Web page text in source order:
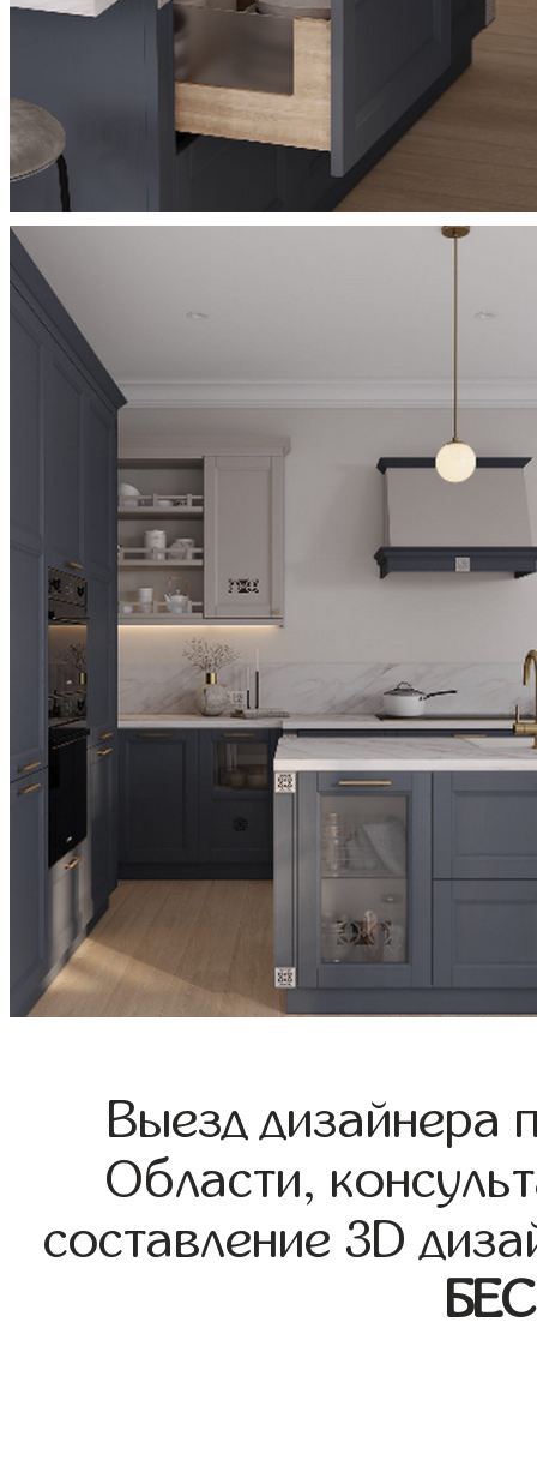
Выезд дизайнера
Области,
составление 3D